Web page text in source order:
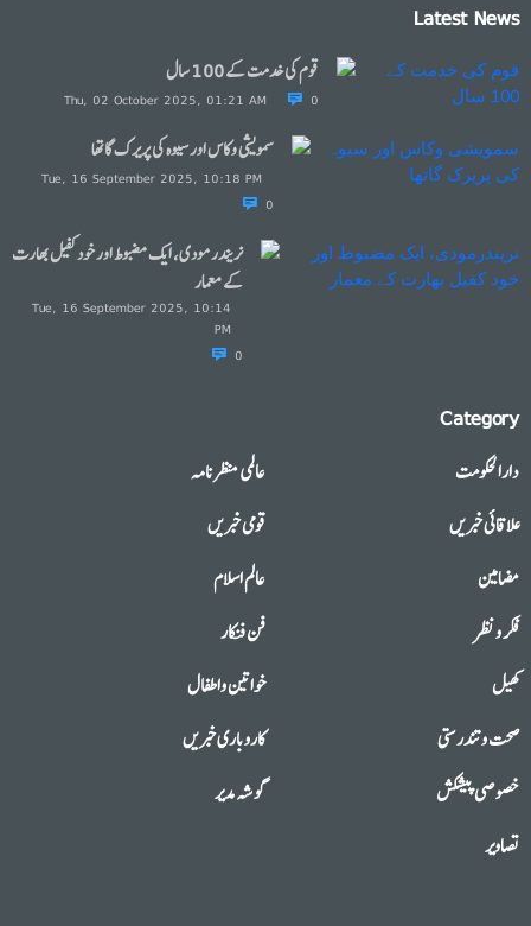
Latest News
قوم کی خدمت کے 100 سال
Thu, 02 October 2025, 01:21 AM 0
سمویشی وکاس اور سیوہ کی پریرک گاتھا
Tue, 16 September 2025, 10:18 PM
0
نریندرمودی، ایک مضبوط اور خود کفیل بھارت
کے معمار
Tue, 16 September 2025, 10:14
PM
0
Category
دارالحکومت
عالمی منظرنامہ
علاقائی خبریں
قومی خبریں
مضامین
عالم اسلام
فکر و نظر
فن فنکار
کھیل
خواتین واطفال
صحت وتندرستی
کاروباری خبریں
خصوصی پیشکش
گوشہ مدیر
تصاویر